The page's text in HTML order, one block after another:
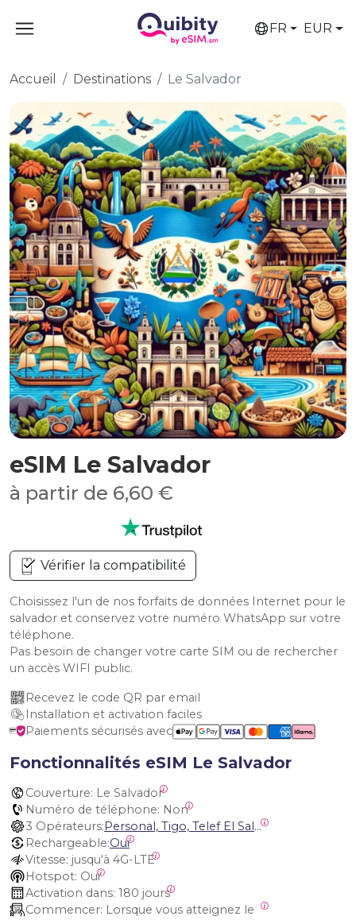
FR EUR
Accueil Destinations Le Salvador
eSIM Le Salvador
à partir de 6,60 €
Vérifier la compatibilité
Choisissez l'un de nos forfaits de données Internet pour le
salvador et conservez votre numéro WhatsApp sur votre
téléphone.
Pas besoin de changer votre carte SIM ou de rechercher
un accès WIFI public.
Recevez le code QR par email
Installation et activation faciles
Paiements sécurisés avec
Fonctionnalités eSIM Le Salvador
Couverture: Le Salvador
Numéro de téléphone: Non
3 Opérateurs:
Personal, Tigo, Telef El Salvador
Rechargeable:Oui
Vitesse: jusqu'à 4G-LTE
Hotspot: Oui
Activation dans: 180 jours
Commencer: